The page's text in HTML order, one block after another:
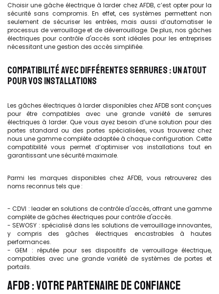
Choisir une gâche électrique à larder chez AFDB, c’est opter pour la
sécurité sans compromis. En effet, ces systèmes permettent non
seulement de sécuriser les entrées, mais aussi d’automatiser le
processus de verrouillage et de déverrouillage. De plus, nos gâches
électriques pour contrôle d'accès sont idéales pour les entreprises
nécessitant une gestion des accès simplifiée.
COMPATIBILITÉ AVEC DIFFÉRENTES SERRURES : UN ATOUT
POUR VOS INSTALLATIONS
Les gâches électriques à larder disponibles chez AFDB sont conçues
pour être compatibles avec une grande variété de serrures
électriques à larder. Que vous ayez besoin d’une solution pour des
portes standard ou des portes spécialisées, vous trouverez chez
nous une gamme complète adaptée à chaque configuration. Cette
compatibilité vous permet d’optimiser vos installations tout en
garantissant une sécurité maximale.
Parmi les marques disponibles chez AFDB, vous retrouverez des
noms reconnus tels que :
- CDVI : leader en solutions de contrôle d'accès, offrant une gamme
complète de gâches électriques pour contrôle d'accès.
- SEWOSY : spécialisé dans les solutions de verrouillage innovantes,
y compris des gâches électriques encastrables à hautes
performances.
- GEM : réputée pour ses dispositifs de verrouillage électrique,
compatibles avec une grande variété de systèmes de portes et
portails.
AFDB : VOTRE PARTENAIRE DE CONFIANCE